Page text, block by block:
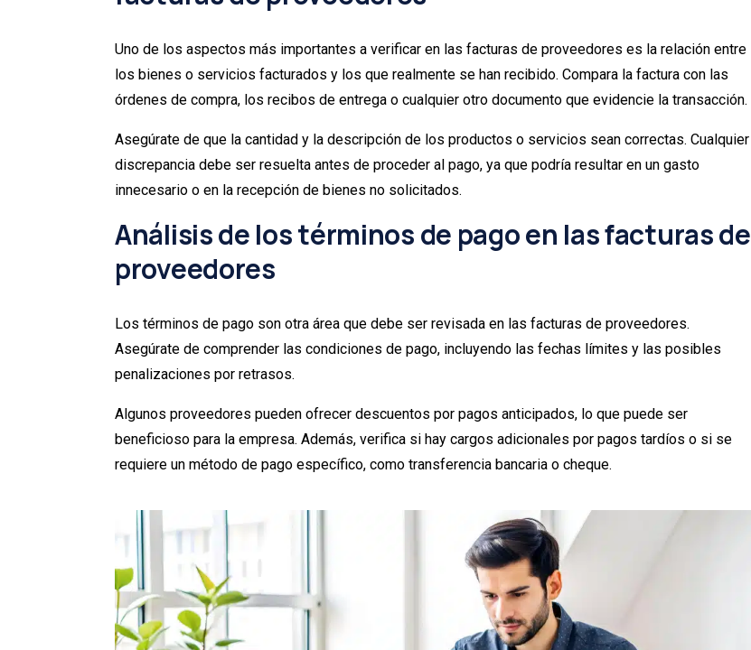
Uno de los aspectos más importantes a verificar en las facturas de proveedores es la relación entre
los bienes o servicios facturados y los que realmente se han recibido. Compara la factura con las
órdenes de compra, los recibos de entrega o cualquier otro documento que evidencie la transacción.
Asegúrate de que la cantidad y la descripción de los productos o servicios sean correctas. Cualquier
discrepancia debe ser resuelta antes de proceder al pago, ya que podría resultar en un gasto
innecesario o en la recepción de bienes no solicitados.
Análisis de los términos de pago en las facturas de
proveedores
Los términos de pago son otra área que debe ser revisada en las facturas de proveedores.
Asegúrate de comprender las condiciones de pago, incluyendo las fechas límites y las posibles
penalizaciones por retrasos.
Algunos proveedores pueden ofrecer descuentos por pagos anticipados, lo que puede ser
beneficioso para la empresa. Además, verifica si hay cargos adicionales por pagos tardíos o si se
requiere un método de pago específico, como transferencia bancaria o cheque.